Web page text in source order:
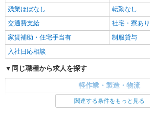
キープ 詳
派遣社員
株式会社テクノ・サービス/お仕事No/0913841
製品のバリ取り・検査
時給1200円交通費全額支給
福島県福島市 ＊車通勤OK
キープ 詳
残業ほぼなし
転勤なし
交通費支給
社宅・寮あり
家賃補助・住宅手当有
制服貸与
入社日応相談
同じ職種から求人を探す
軽作業・製造・物流
関連する条件をもっと見る